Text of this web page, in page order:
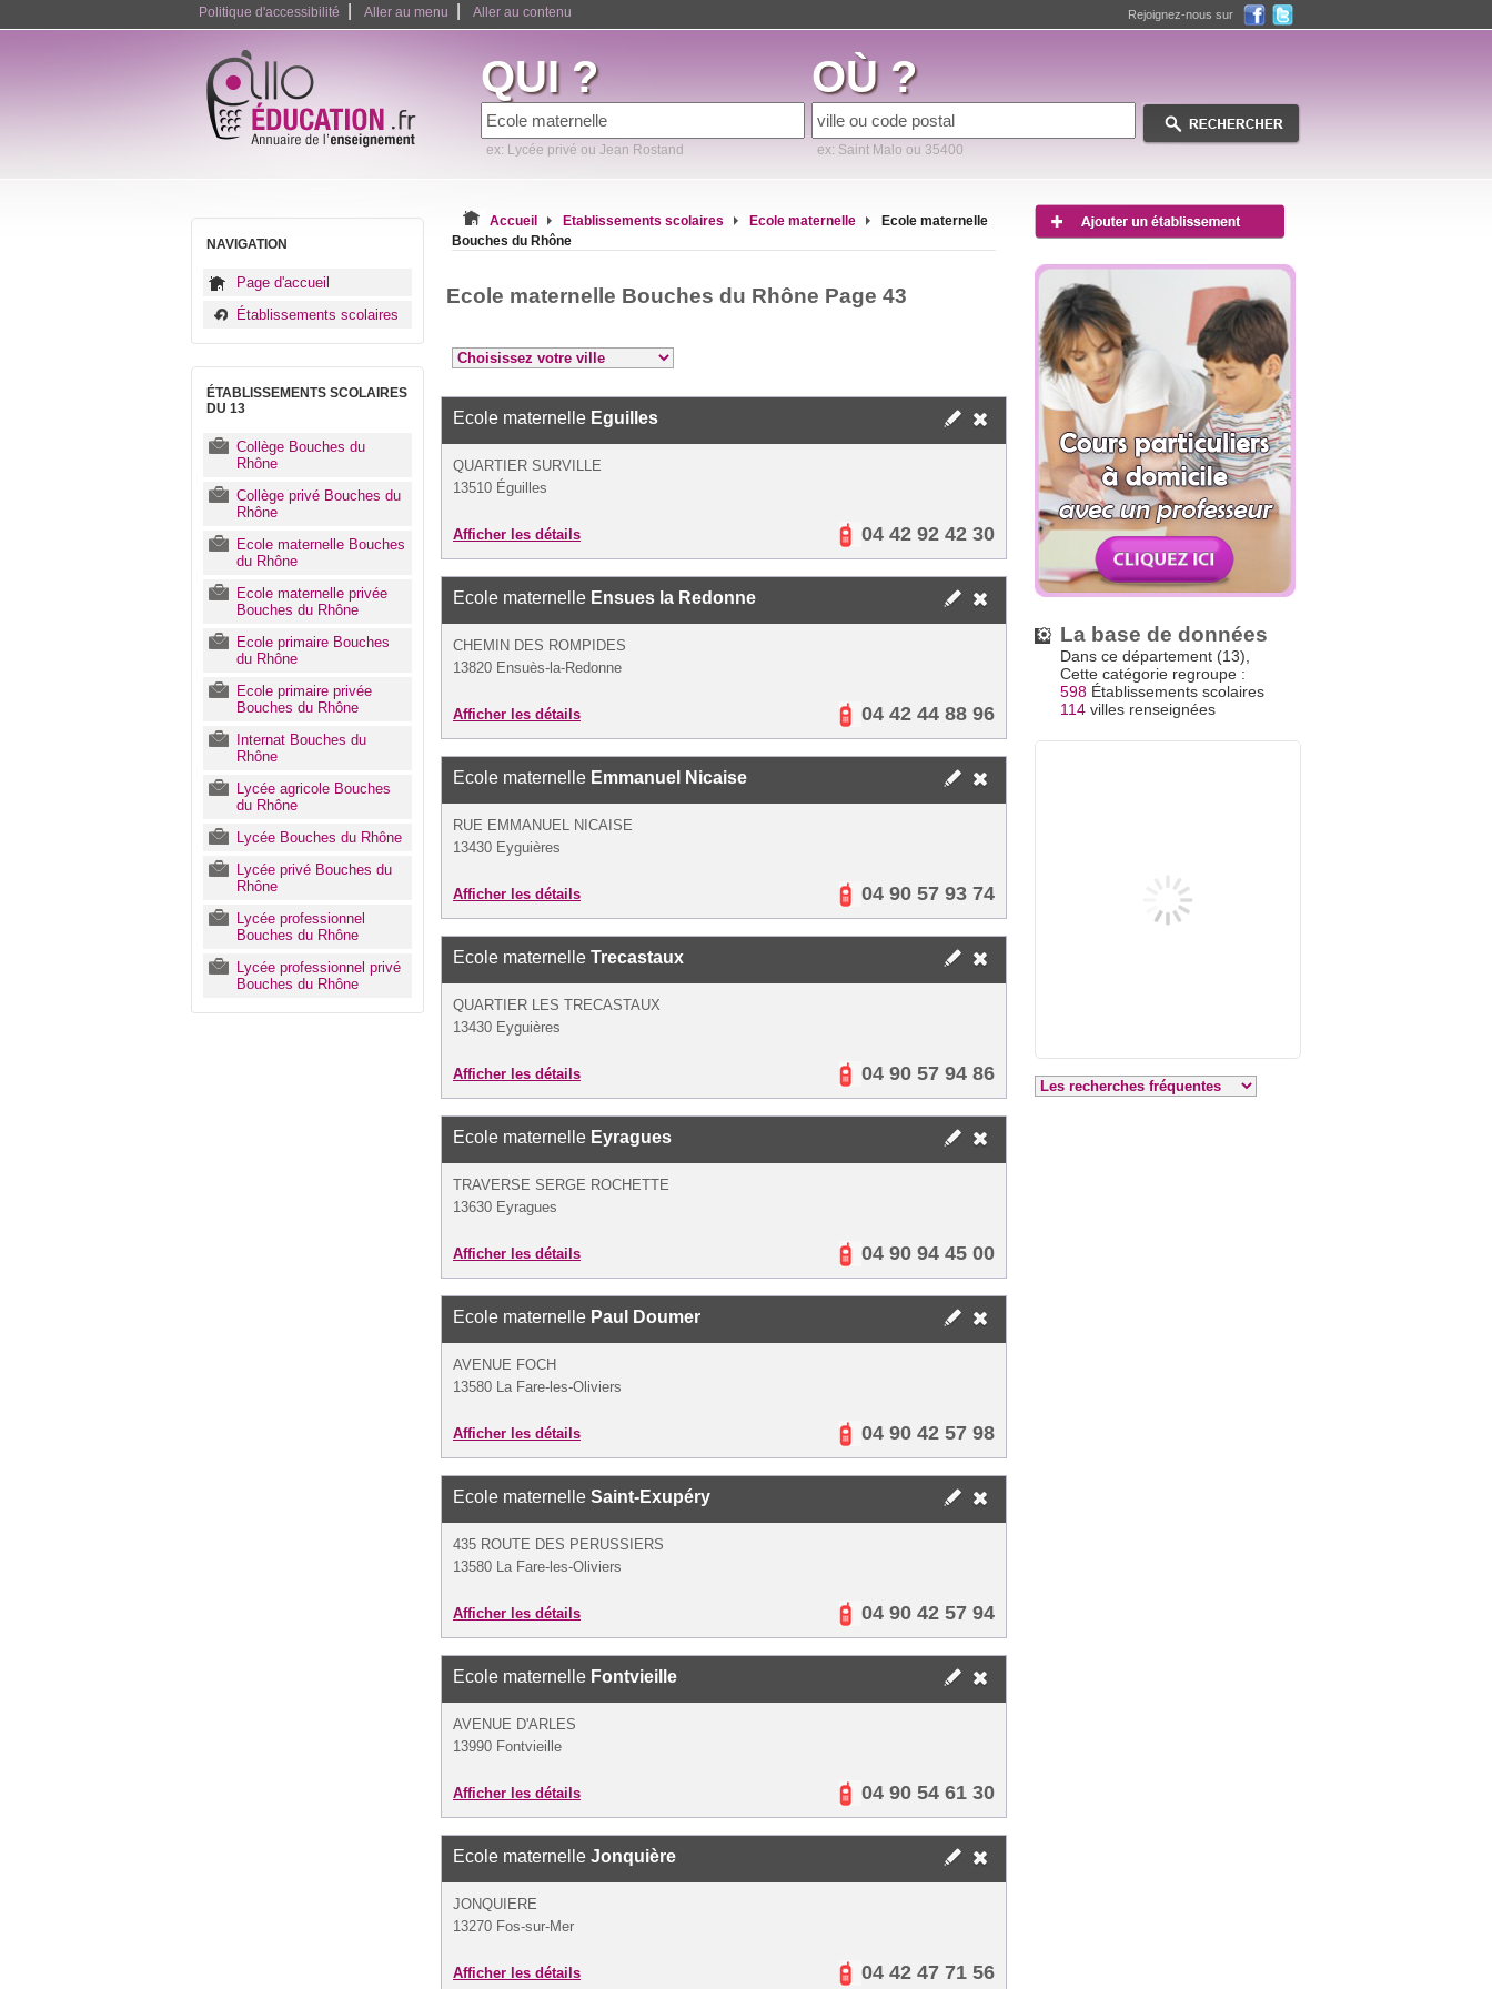
Politique d'accessibilité Aller au menu Aller au contenu Rejoignez-nous sur
QUI ?
ex: Lycée privé ou Jean Rostand
OÙ ?
ex: Saint Malo ou 35400
NAVIGATION
Page d'accueil
Établissements scolaires
ÉTABLISSEMENTS SCOLAIRES
DU 13
Collège Bouches du
Rhône
Collège privé Bouches du
Rhône
Ecole maternelle Bouches
du Rhône
Ecole maternelle privée
Bouches du Rhône
Ecole primaire Bouches
du Rhône
Ecole primaire privée
Bouches du Rhône
Internat Bouches du
Rhône
Lycée agricole Bouches
du Rhône
Lycée Bouches du Rhône
Lycée privé Bouches du
Rhône
Lycée professionnel
Bouches du Rhône
Lycée professionnel privé
Bouches du Rhône
Accueil Etablissements scolaires Ecole maternelle
Ecole maternelle
Bouches du Rhône
Ecole maternelle Bouches du Rhône Page 43
Ecole maternelle Eguilles
QUARTIER SURVILLE
13510 Éguilles
Afficher les détails 04 42 92 42 30
Ecole maternelle Ensues la Redonne
CHEMIN DES ROMPIDES
13820 Ensuès-la-Redonne
Afficher les détails 04 42 44 88 96
Ecole maternelle Emmanuel Nicaise
RUE EMMANUEL NICAISE
13430 Eyguières
Afficher les détails 04 90 57 93 74
Ecole maternelle Trecastaux
QUARTIER LES TRECASTAUX
13430 Eyguières
Afficher les détails 04 90 57 94 86
Ecole maternelle Eyragues
TRAVERSE SERGE ROCHETTE
13630 Eyragues
Afficher les détails 04 90 94 45 00
Ecole maternelle Paul Doumer
AVENUE FOCH
13580 La Fare-les-Oliviers
Afficher les détails 04 90 42 57 98
Ecole maternelle Saint-Exupéry
435 ROUTE DES PERUSSIERS
13580 La Fare-les-Oliviers
Afficher les détails 04 90 42 57 94
Ecole maternelle Fontvieille
AVENUE D'ARLES
13990 Fontvieille
Afficher les détails 04 90 54 61 30
Ecole maternelle Jonquière
JONQUIERE
13270 Fos-sur-Mer
Afficher les détails 04 42 47 71 56
La base de données
Dans ce département (13),
Cette catégorie regroupe :
598 Établissements scolaires
114 villes renseignées